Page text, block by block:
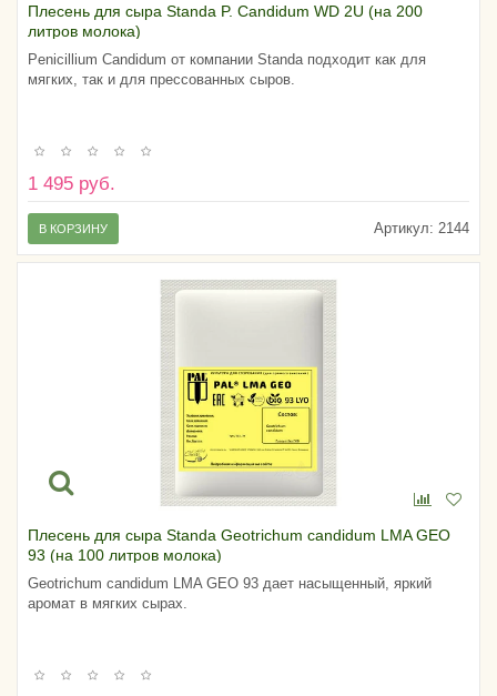
Плесень для сыра Standa P. Candidum WD 2U (на 200
литров молока)
Penicillium Candidum от компании Standa подходит как для
мягких, так и для прессованных сыров.
1 495 руб.
Артикул: 2144
В КОРЗИНУ
Плесень для сыра Standa Geotrichum candidum LMA GEO
93 (на 100 литров молока)
Geotrichum candidum LMA GEO 93 дает насыщенный, яркий
аромат в мягких сырах.